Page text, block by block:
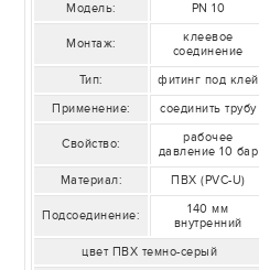
Модель:
PN 10
Монтаж:
клеевое
соединение
Тип:
фитинг под клей
Применение:
соединить трубу
Свойство:
рабочее
давление 10 бар
Материал:
ПВХ (PVC-U)
Подсоединение:
140 мм
внутренний
цвет ПВХ темно-серый